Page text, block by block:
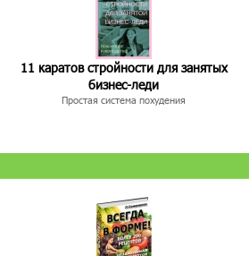
11 каратов стройности для занятых
бизнес-леди
Простая система похудения